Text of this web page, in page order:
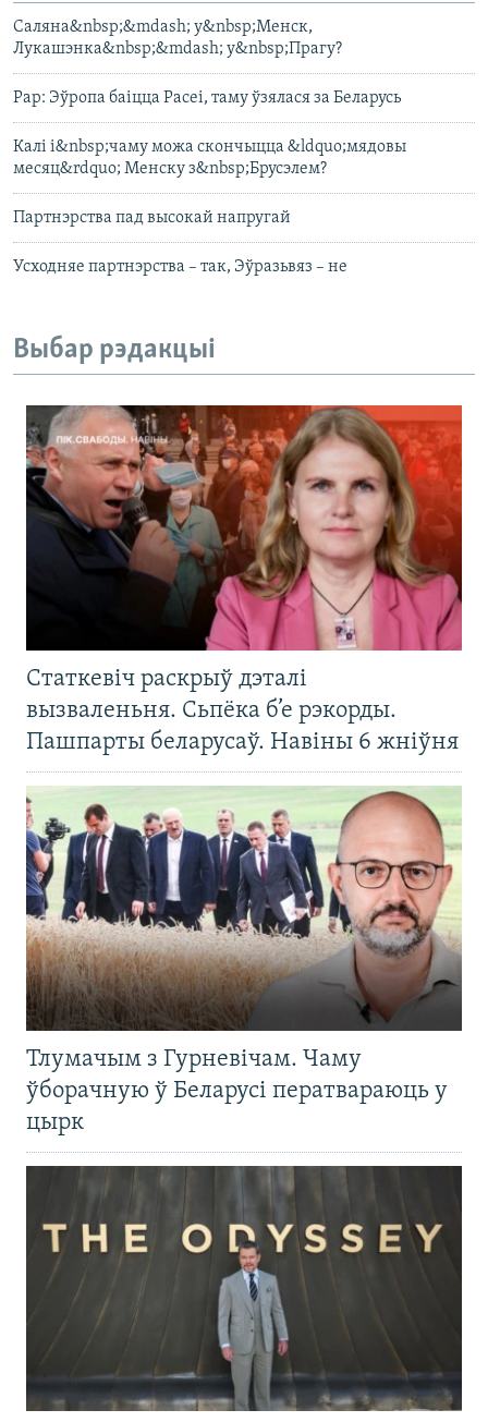
Саляна&nbsp;&mdash; у&nbsp;Менск,
Лукашэнка&nbsp;&mdash; у&nbsp;Прагу?
Рар: Эўропа баіцца Расеі, таму ўзялася за Беларусь
Калі і&nbsp;чаму можа скончыцца &ldquo;мядовы
месяц&rdquo; Менску з&nbsp;Брусэлем?
Партнэрства пад высокай напругай
Усходняе партнэрства – так, Эўразьвяз – не
Выбар рэдакцыі
Статкевіч раскрыў дэталі
вызваленьня. Сьпёка б’е рэкорды.
Пашпарты беларусаў. Навіны 6 жніўня
Тлумачым з Гурневічам. Чаму
ўборачную ў Беларусі ператвараюць у
цырк